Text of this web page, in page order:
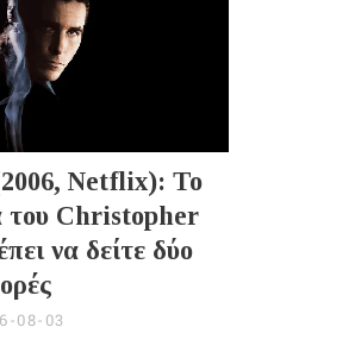
Netflix): Το
του Christopher
να δείτε δύο
08-03